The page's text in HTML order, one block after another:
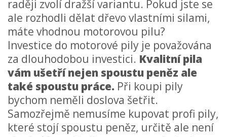
raději zvolí dražší variantu. Pokud jste se
ale rozhodli dělat dřevo vlastními silami,
máte vhodnou motorovou pilu?
Investice do motorové pily je považována
za dlouhodobou investici. Kvalitní pila
vám ušetří nejen spoustu peněz ale
také spoustu práce. Při koupi pily
bychom neměli doslova šetřit.
Samozřejmě nemusíme kupovat profi pily,
které stojí spoustu peněz, určitě ale není